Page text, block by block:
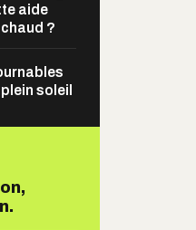
aide
?
soleil